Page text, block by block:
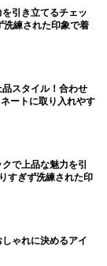
引き立てるチェッ
洗練された印象で着
スタイル！合わせ
ートに取り入れやす
で上品な魅力を引
すぎず洗練された印
ゃれに決めるアイ